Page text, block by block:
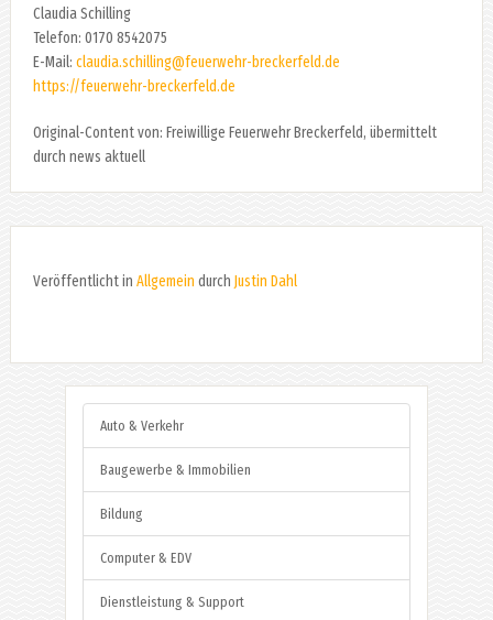
Claudia Schilling
Telefon: 0170 8542075
E-Mail: claudia.schilling@feuerwehr-breckerfeld.de
https://feuerwehr-breckerfeld.de
Original-Content von: Freiwillige Feuerwehr Breckerfeld, übermittelt
durch news aktuell
Veröffentlicht in Allgemein durch Justin Dahl
Auto & Verkehr
Baugewerbe & Immobilien
Bildung
Computer & EDV
Dienstleistung & Support